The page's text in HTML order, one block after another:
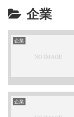
企業
企業
企業